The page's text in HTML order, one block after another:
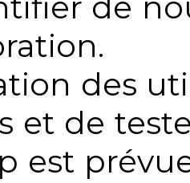
des
et de
est